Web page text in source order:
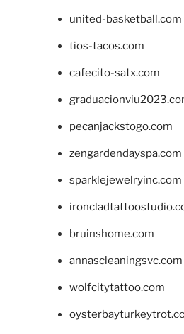
united-basketball.com
tios-tacos.com
cafecito-satx.com
pecanjackstogo.com
zengardendayspa.com
sparklejewelryinc.com
bruinshome.com
annascleaningsvc.com
wolfcitytattoo.com